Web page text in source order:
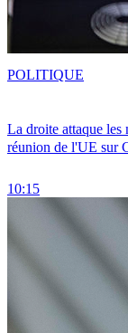
La droite attaque les
réunion de l'UE sur
10:15
POLITIQUE